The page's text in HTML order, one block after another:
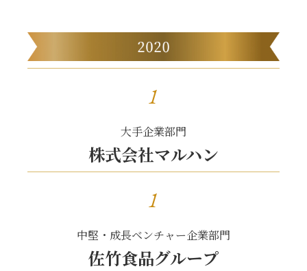
1
大手企業部門
株式会社マルハン
1
中堅・成長ベンチャー企業部門
佐竹食品グループ